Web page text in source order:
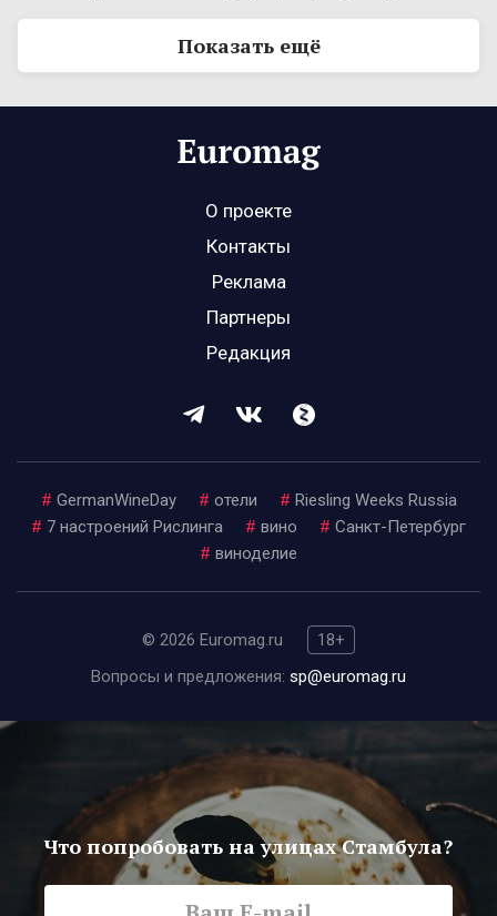
Показать ещё
О проекте
Контакты
Реклама
Партнеры
Редакция
# GermanWineDay # отели # Riesling Weeks Russia
# 7 настроений Рислинга # вино # Санкт-Петербург
# виноделие
© 2026 Euromag.ru
18+
Вопросы и предложения: sp@euromag.ru
Что попробовать на улицах Стамбула?